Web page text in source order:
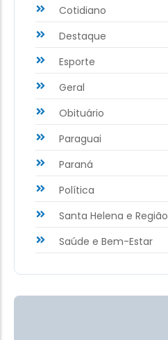
Cotidiano
Destaque
Esporte
Geral
Obituário
Paraguai
Paraná
Política
Santa Helena e Região
Saúde e Bem-Estar